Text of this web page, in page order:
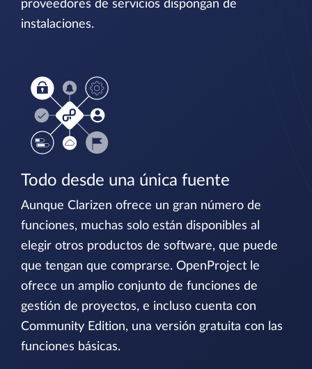
proveedores de servicios dispongan de
instalaciones.
Todo desde una única fuente
Aunque Clarizen ofrece un gran número de
funciones, muchas solo están disponibles al
elegir otros productos de software, que puede
que tengan que comprarse. OpenProject le
ofrece un amplio conjunto de funciones de
gestión de proyectos, e incluso cuenta con
Community Edition, una versión gratuita con las
funciones básicas.